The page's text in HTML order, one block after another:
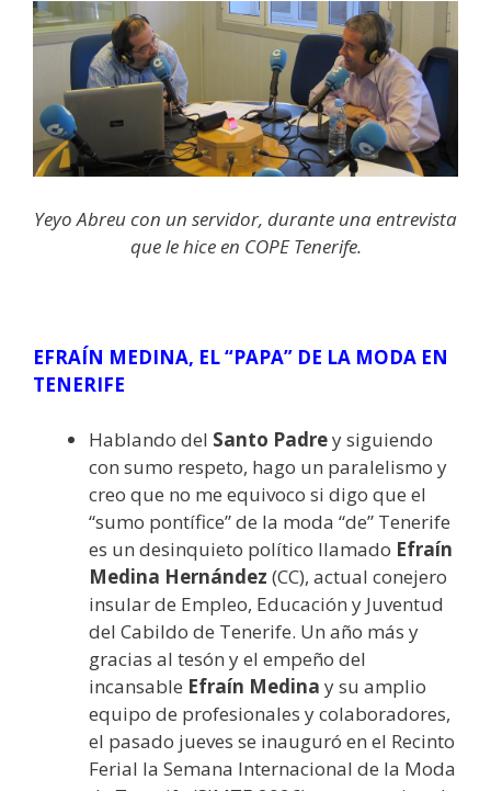
Yeyo Abreu con un servidor, durante una entrevista
que le hice en COPE Tenerife.
EFRAÍN MEDINA, EL “PAPA” DE LA MODA EN
TENERIFE
Hablando del Santo Padrey siguiendo
con sumo respeto, hago un paralelismo y
creo que no me equivoco si digo que el
“sumo pontífice” de la moda “de” Tenerife
es un desinquieto político llamado Efraín
Medina Hernández (CC), actual conejero
insular de Empleo, Educación y Juventud
del Cabildo de Tenerife. Un año más y
gracias al tesón y el empeño del
incansable Efraín Medina y su amplio
equipo de profesionales y colaboradores,
el pasado jueves se inauguró en el Recinto
Ferial la Semana Internacional de la Moda